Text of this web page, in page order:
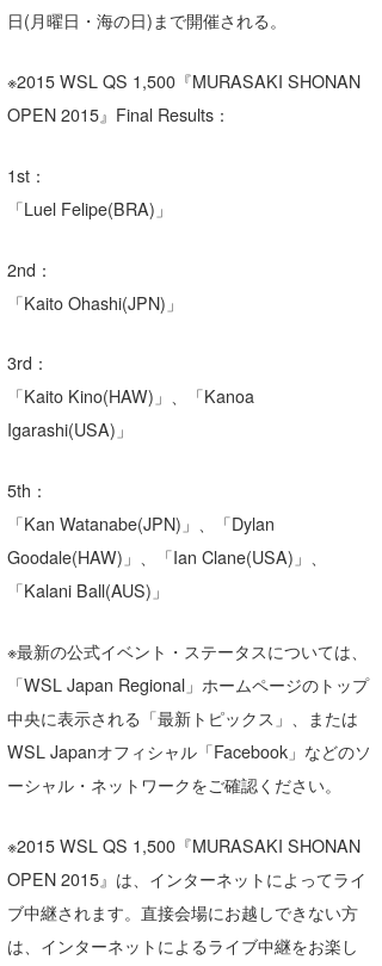
日(月曜日・海の日)まで開催される。
※2015 WSL QS 1,500『MURASAKI SHONAN
OPEN 2015』Final Results：
1st：
「Luel Felipe(BRA)」
2nd：
「Kaito Ohashi(JPN)」
3rd：
「Kaito Kino(HAW)」、「Kanoa
Igarashi(USA)」
5th：
「Kan Watanabe(JPN)」、「Dylan
Goodale(HAW)」、「Ian Clane(USA)」、
「Kalani Ball(AUS)」
※最新の公式イベント・ステータスについては、
「WSL Japan Regional」ホームページのトップ
中央に表示される「最新トピックス」、または
WSL Japanオフィシャル「Facebook」などのソ
ーシャル・ネットワークをご確認ください。
※2015 WSL QS 1,500『MURASAKI SHONAN
OPEN 2015』は、インターネットによってライ
ブ中継されます。直接会場にお越しできない方
は、インターネットによるライブ中継をお楽し